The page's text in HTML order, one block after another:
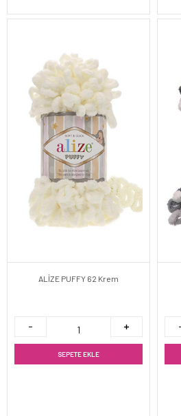
ALİZE PUFFY 62 Krem
SEPETE EKLE